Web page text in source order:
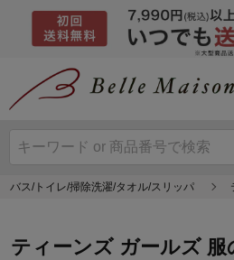
バス/トイレ/掃除洗濯/タオル/スリッパ
ティーンズ ガールズ 服